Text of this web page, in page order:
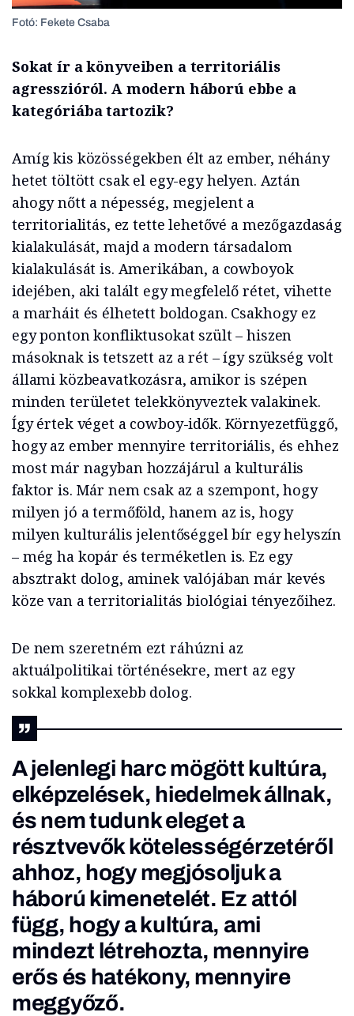
Fotó: Fekete Csaba
Sokat ír a könyveiben a territoriális
agresszióról. A modern háború ebbe a
kategóriába tartozik?
Amíg kis közösségekben élt az ember, néhány
hetet töltött csak el egy-egy helyen. Aztán
ahogy nőtt a népesség, megjelent a
territorialitás, ez tette lehetővé a mezőgazdaság
kialakulását, majd a modern társadalom
kialakulását is. Amerikában, a cowboyok
idejében, aki talált egy megfelelő rétet, vihette
a marháit és élhetett boldogan. Csakhogy ez
egy ponton konfliktusokat szült – hiszen
másoknak is tetszett az a rét – így szükség volt
állami közbeavatkozásra, amikor is szépen
minden területet telekkönyveztek valakinek.
Így értek véget a cowboy-idők. Környezetfüggő,
hogy az ember mennyire territoriális, és ehhez
most már nagyban hozzájárul a kulturális
faktor is. Már nem csak az a szempont, hogy
milyen jó a termőföld, hanem az is, hogy
milyen kulturális jelentőséggel bír egy helyszín
– még ha kopár és terméketlen is. Ez egy
absztrakt dolog, aminek valójában már kevés
köze van a territorialitás biológiai tényezőihez.
De nem szeretném ezt ráhúzni az
aktuálpolitikai történésekre, mert az egy
sokkal komplexebb dolog.
A jelenlegi harc mögött kultúra,
elképzelések, hiedelmek állnak,
és nem tudunk eleget a
résztvevők kötelességérzetéről
ahhoz, hogy megjósoljuk a
háború kimenetelét. Ez attól
függ, hogy a kultúra, ami
mindezt létrehozta, mennyire
erős és hatékony, mennyire
meggyőző.